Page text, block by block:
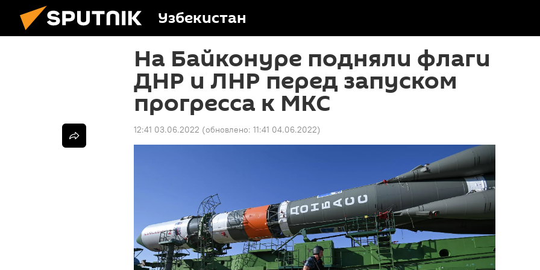
Узбекистан
На Байконуре подняли флаги
ДНР и ЛНР перед запуском
прогресса к МКС
12:41 03.06.2022 (обновлено: 11:41 04.06.2022)